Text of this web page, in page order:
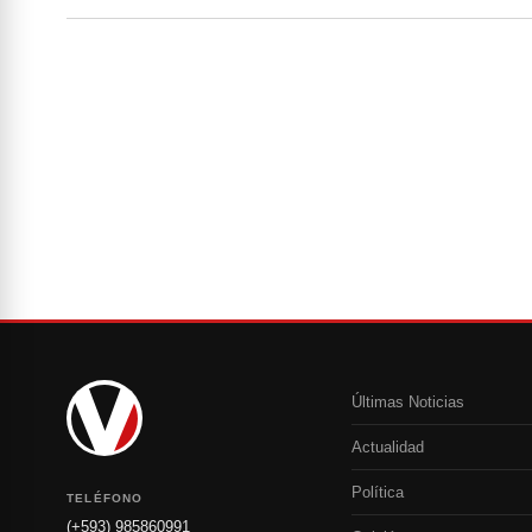
TELÉFONO
(+593) 985860991
Últimas Noticias
Actualidad
Política